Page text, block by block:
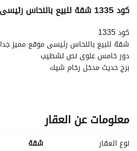
التفاصيل الاتجاهات والمؤشرات كود 1335 شقة للبيع بالنحاس رئيسى موقع مميز جدا
كود 1335
شقة للبيع بالنحاس رئيسى موقع مميز جدا
دور خامس علوى نص تشطيب
برج حديث مدخل رخام شيك
عرض معلومات الاتصال
عرض معلومات الاتصال
عرض معلومات الاتصال
معلومات عن العقار
نوع العقار
شقة